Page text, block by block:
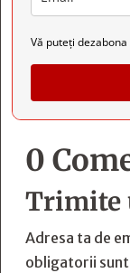
Vă puteți
0
Trimite
Adresa ta de
obligatorii